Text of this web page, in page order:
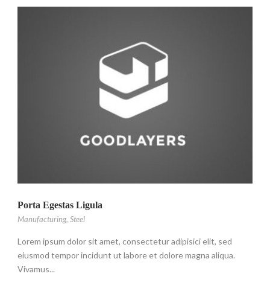
Porta Egestas Ligula
Manufacturing, Steel
Lorem ipsum dolor sit amet, consectetur adipisici elit, sed
eiusmod tempor incidunt ut labore et dolore magna aliqua.
Vivamus...